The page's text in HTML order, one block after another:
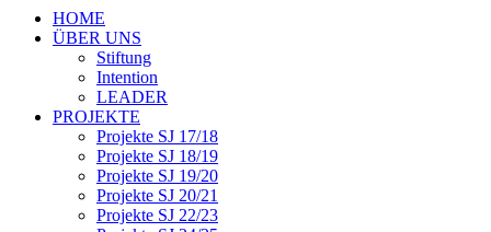
HOME
ÜBER UNS
Stiftung
Intention
LEADER
PROJEKTE
Projekte SJ 17/18
Projekte SJ 18/19
Projekte SJ 19/20
Projekte SJ 20/21
Projekte SJ 22/23